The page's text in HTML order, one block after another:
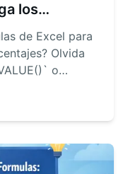
los
de Excel para
Olvida
o
instante con